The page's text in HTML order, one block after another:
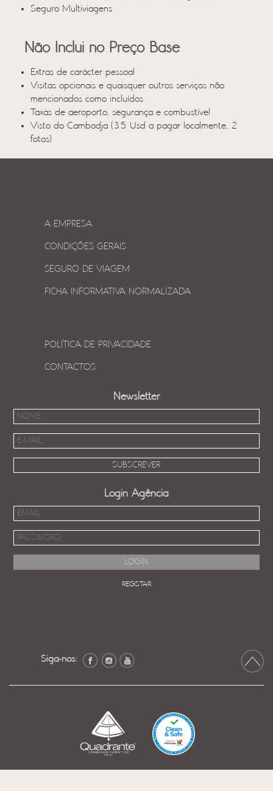
Seguro Multiviagens
Não Inclui no Preço Base
Extras de carácter pessoal
Visitas opcionais e quaisquer outros serviços não
mencionados como incluídos
Taxas de aeroporto, segurança e combustível
Visto do Cambodja (35 Usd a pagar localmente, 2
fotos)
A EMPRESA
CONDIÇÕES GERAIS
SEGURO DE VIAGEM
FICHA INFORMATIVA NORMALIZADA
POLÍTICA DE PRIVACIDADE
CONTACTOS
Newsletter
Login Agência
REGISTAR
Siga-nos: